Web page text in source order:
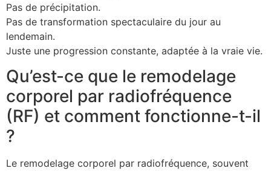
Pas de précipitation.
Pas de transformation spectaculaire du jour au
lendemain.
Juste une progression constante, adaptée à la vraie vie.
Qu’est-ce que le remodelage
corporel par radiofréquence
(RF) et comment fonctionne-t-il
?
Le remodelage corporel par radiofréquence, souvent